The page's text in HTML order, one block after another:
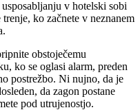
v hotelski sobi
ko začnete v neznanem
obstoječemu
ko se oglasi alarm, preden
postrežbo. Ni nujno, da je
da zagon postane
pod utrujenostjo.